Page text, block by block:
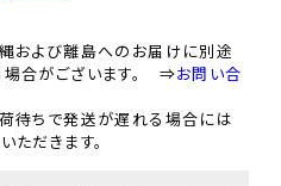
および離島へのお届けに別途
合がございます。 ⇒お問い合
待ちで発送が遅れる場合には
ただきます。